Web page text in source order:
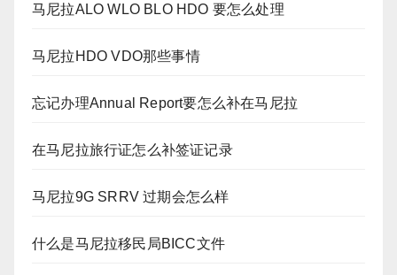
马尼拉ALO WLO BLO HDO 要怎么处理
马尼拉HDO VDO那些事情
忘记办理Annual Report要怎么补在马尼拉
在马尼拉旅行证怎么补签证记录
马尼拉9G SRRV 过期会怎么样
什么是马尼拉移民局BICC文件